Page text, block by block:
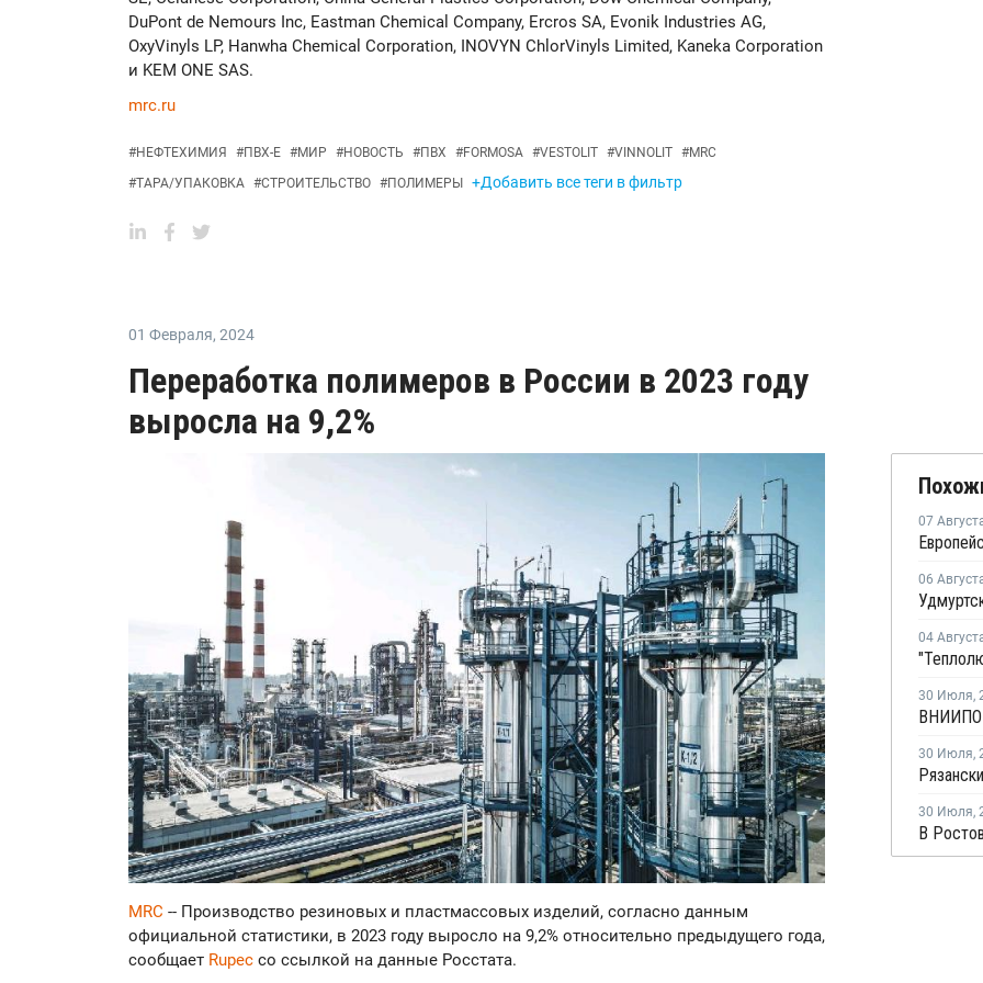
DuPont de Nemours Inc, Eastman Chemical Company, Ercros SA, Evonik Industries AG,
OxyVinyls LP, Hanwha Chemical Corporation, INOVYN ChlorVinyls Limited, Kaneka Corporation
и KEM ONE SAS.
mrc.ru
#НЕФТЕХИМИЯ #ПВХ-Е #МИР #НОВОСТЬ #ПВХ #FORMOSA #VESTOLIT #VINNOLIT #MRC
#ТАРА/УПАКОВКА #СТРОИТЕЛЬСТВО #ПОЛИМЕРЫ +Добавить все теги в фильтр
01 Февраля, 2024
Переработка полимеров в России в 2023 году
выросла на 9,2%
MRC -- Производство резиновых и пластмассовых изделий, согласно данным
официальной статистики, в 2023 году выросло на 9,2% относительно предыдущего года,
сообщает Rupec со ссылкой на данные Росстата.
07
06
04
30 Июля,
30 Июля,
30 Июля,